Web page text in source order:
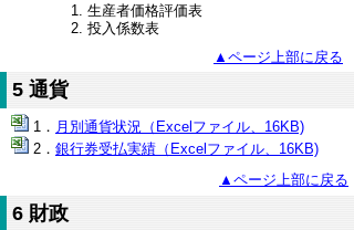
生産者価格評価表
投入係数表
▲ページ上部に戻る
5 通貨
月別通貨状況（Excelファイル、16KB)
銀行券受払実績（Excelファイル、16KB)
▲ページ上部に戻る
6 財政